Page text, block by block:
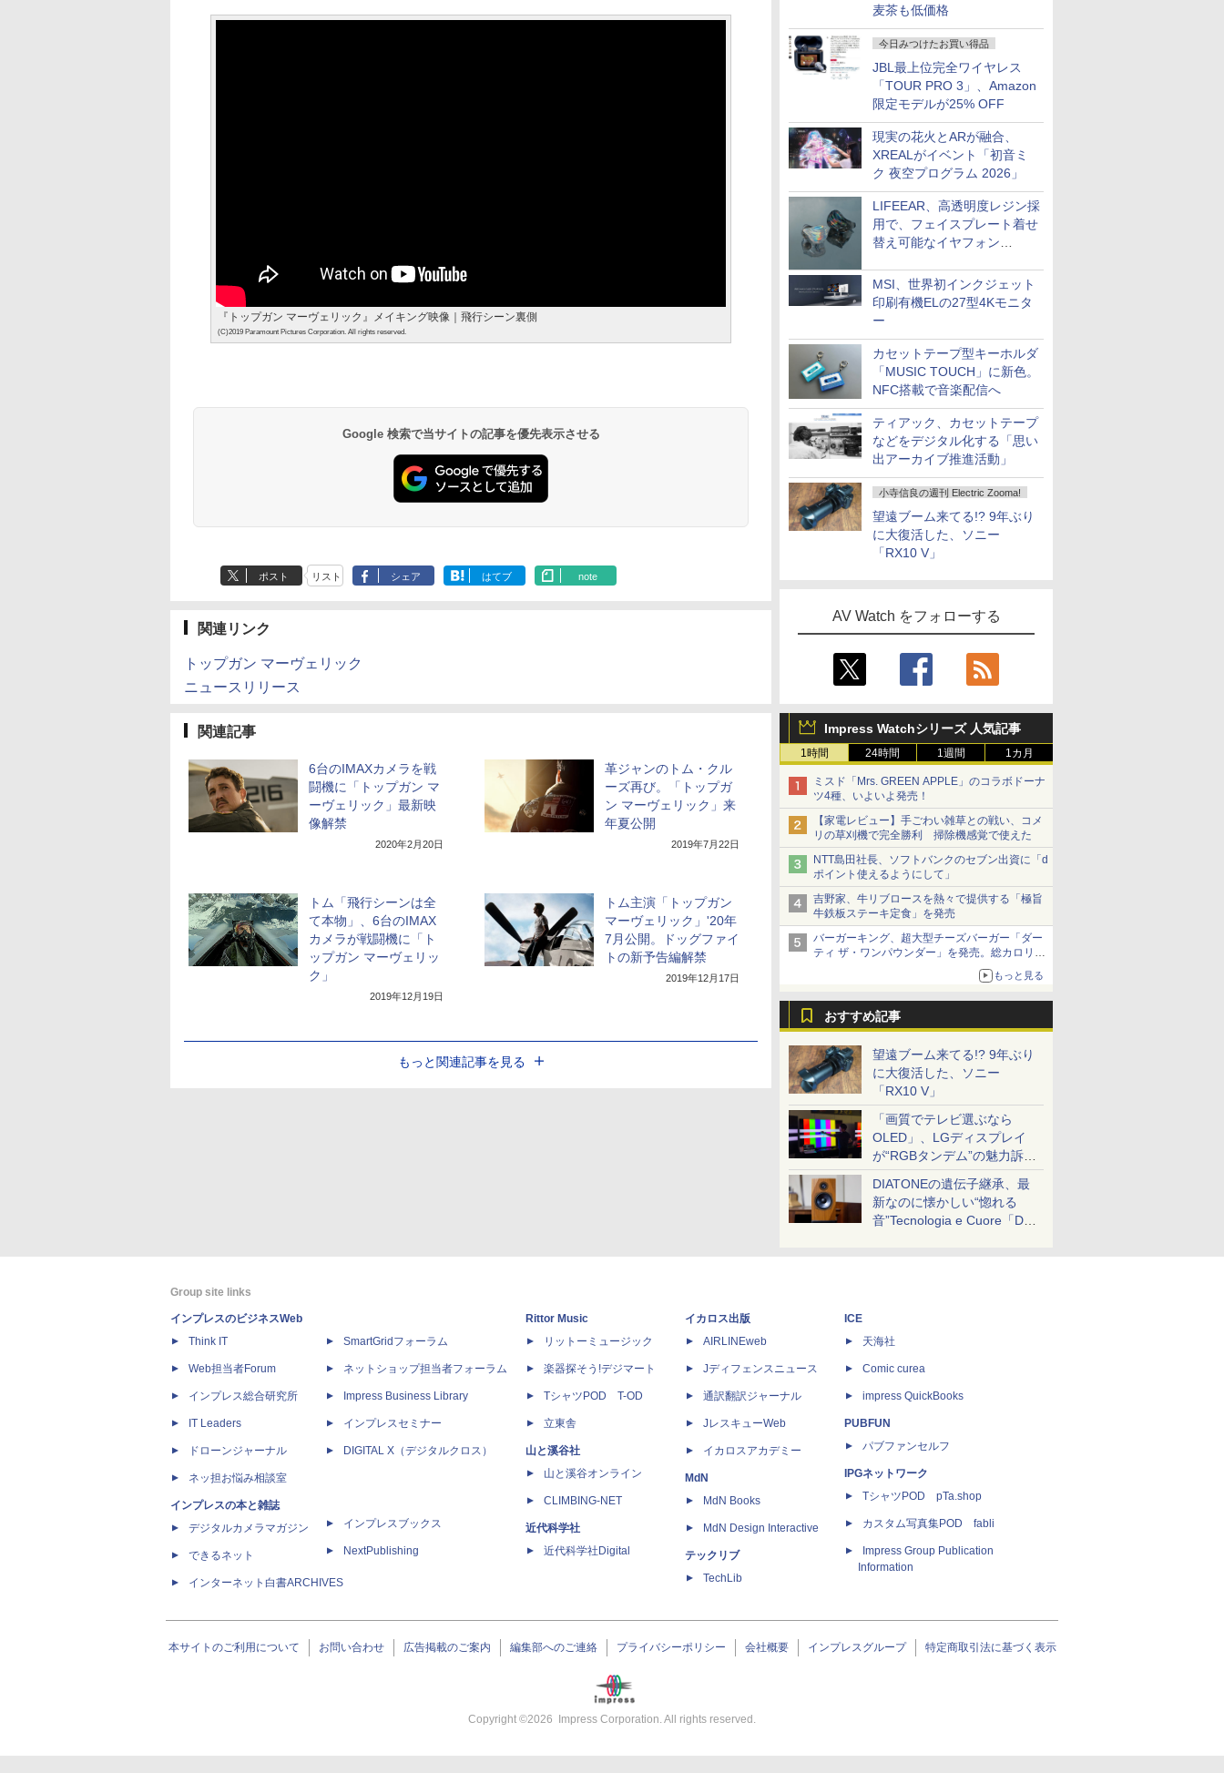
麦茶も低価格
今日みつけたお買い得品
JBL最上位完全ワイヤレス
「TOUR PRO 3」、Amazon
限定モデルが25% OFF
現実の花火とARが融合、
XREALがイベント「初音ミ
ク 夜空プログラム 2026」
LIFEEAR、高透明度レジン採
用で、フェイスプレート着せ
替え可能なイヤフォン
MSI、世界初インクジェット
印刷有機ELの27型4Kモニタ
ー
カセットテープ型キーホルダ
「MUSIC TOUCH」に新色。
NFC搭載で音楽配信へ
ティアック、カセットテープ
などをデジタル化する「思い
出アーカイブ推進活動」
小寺信良の週刊 Electric Zooma!
望遠ブーム来てる!? 9年ぶり
に大復活した、ソニー
「RX10 V」
AV Watch をフォローする
Impress Watchシリーズ 人気記事
1時間 24時間 1週間 1カ月
ミスド「Mrs. GREEN APPLE」のコラボドーナ
ツ4種、いよいよ発売！
【家電レビュー】手ごわい雑草との戦い、コメ
リの草刈機で完全勝利 掃除機感覚で使えた
NTT島田社長、ソフトバンクのセブン出資に「d
ポイント使えるようにして」
吉野家、牛リブロースを熱々で提供する「極旨
牛鉄板ステーキ定食」を発売
バーガーキング、超大型チーズバーガー「ダー
ティ ザ・ワンパウンダー」を発売。総カロリー
もっと見る
おすすめ記事
望遠ブーム来てる!? 9年ぶり
に大復活した、ソニー
「RX10 V」
「画質でテレビ選ぶなら
OLED」、LGディスプレイ
が“RGBタンデム”の魅力訴
求。液晶とのガチ比較も
DIATONEの遺伝子継承、最
新なのに懐かしい“惚れる
音”Tecnologia e Cuore「DS-
『トップガン マーヴェリック』メイキング映像｜飛行シーン裏側
(C)2019 Paramount Pictures Corporation. All rights reserved.
Google 検索で当サイトの記事を優先表示させる
ポスト リスト シェア はてブ note
関連リンク
トップガン マーヴェリック
ニュースリリース
関連記事
6台のIMAXカメラを戦
闘機に「トップガン マ
ーヴェリック」最新映
像解禁
2020年2月20日
革ジャンのトム・クル
ーズ再び。「トップガ
ン マーヴェリック」来
年夏公開
2019年7月22日
トム「飛行シーンは全
て本物」、6台のIMAX
カメラが戦闘機に「ト
ップガン マーヴェリッ
ク」
2019年12月19日
トム主演「トップガン
マーヴェリック」'20年
7月公開。ドッグファイ
トの新予告編解禁
2019年12月17日
もっと関連記事を見る
Group site links
インプレスのビジネスWeb
Think IT
Web担当者Forum
インプレス総合研究所
IT Leaders
ドローンジャーナル
ネッ担お悩み相談室
インプレスの本と雑誌
デジタルカメラマガジン
できるネット
インターネット白書ARCHIVES
SmartGridフォーラム
ネットショップ担当者フォーラム
Impress Business Library
インプレスセミナー
DIGITAL X（デジタルクロス）
インプレスブックス
NextPublishing
Rittor Music
リットーミュージック
楽器探そう!デジマート
TシャツPOD T-OD
立東舎
山と溪谷社
山と溪谷オンライン
CLIMBING-NET
近代科学社
近代科学社Digital
イカロス出版
AIRLINEweb
Jディフェンスニュース
通訳翻訳ジャーナル
JレスキューWeb
イカロスアカデミー
MdN
MdN Books
MdN Design Interactive
テックリブ
TechLib
ICE
天海社
Comic curea
impress QuickBooks
PUBFUN
パブファンセルフ
IPGネットワーク
TシャツPOD pTa.shop
カスタム写真集POD fabli
Impress Group Publication
Information
本サイトのご利用について お問い合わせ 広告掲載のご案内 編集部へのご連絡 プライバシーポリシー 会社概要 インプレスグループ 特定商取引法に基づく表示
Copyright ©2026 Impress Corporation. All rights reserved.